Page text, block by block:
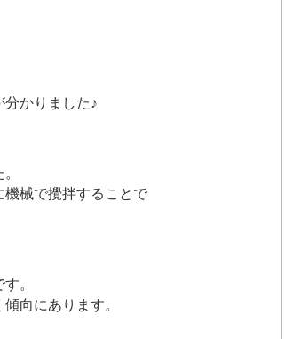
かりました♪
械で攪拌することで
。
向にあります。